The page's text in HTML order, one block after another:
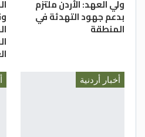
ولي العهد: الأردن ملتزم
بدعم جهود التهدئة في
المنطقة
أخبار أردنية